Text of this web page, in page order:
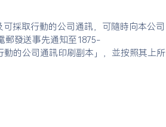
採取行動的公司通訊，可隨時向本公司
郵發送事先通知至1875-
的公司通訊印刷副本」，並按照其上所